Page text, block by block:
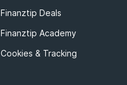
Finanztip Deals
Finanztip Academy
Cookies & Tracking